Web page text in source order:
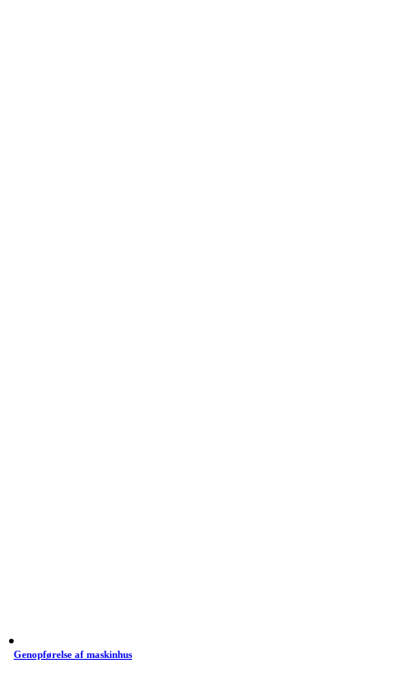
Genopførelse af maskinhus